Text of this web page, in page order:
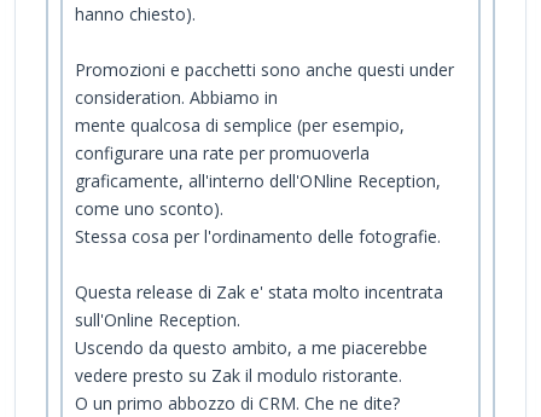
hanno chiesto).
Promozioni e pacchetti sono anche questi under
consideration. Abbiamo in
mente qualcosa di semplice (per esempio,
configurare una rate per promuoverla
graficamente, all'interno dell'ONline Reception,
come uno sconto).
Stessa cosa per l'ordinamento delle fotografie.
Questa release di Zak e' stata molto incentrata
sull'Online Reception.
Uscendo da questo ambito, a me piacerebbe
vedere presto su Zak il modulo ristorante.
O un primo abbozzo di CRM. Che ne dite?